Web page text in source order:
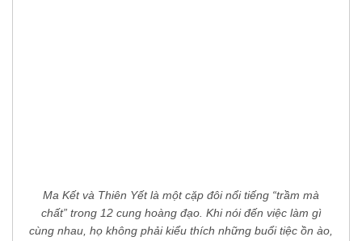
Ma Kết và Thiên Yết là một cặp đôi nổi tiếng “trầm mà
chất” trong 12 cung hoàng đạo. Khi nói đến việc làm gì
cùng nhau, họ không phải kiểu thích những buổi tiệc ồn ào,